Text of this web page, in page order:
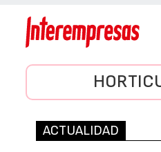
ACTUALIDAD